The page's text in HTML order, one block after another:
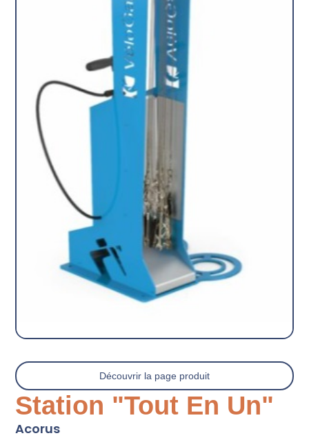
Découvrir la page produit
Station "Tout En Un"
Acorus